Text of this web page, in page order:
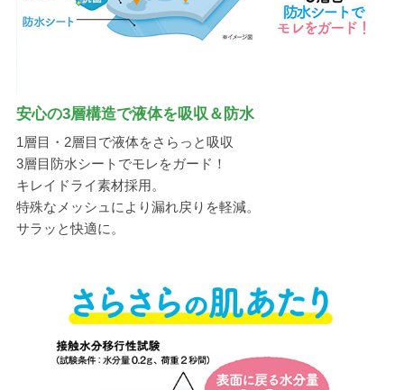
安心の3層構造で液体を吸収＆防水
1層目・2層目で液体をさらっと吸収
3層目防水シートでモレをガード！
キレイドライ素材採用。
特殊なメッシュにより漏れ戻りを軽減。
サラッと快適に。